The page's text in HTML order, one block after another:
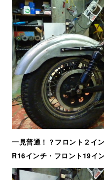
一見普通！？フロント２イ
R16インチ・フロント19イン